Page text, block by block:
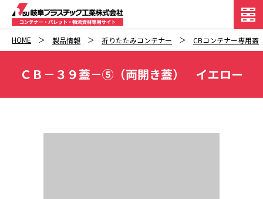
HOME 製品情報 折りたたみコンテナー CBコンテナー専用蓋
ＣＢ－３９蓋－⑤（両開き蓋） イエロー